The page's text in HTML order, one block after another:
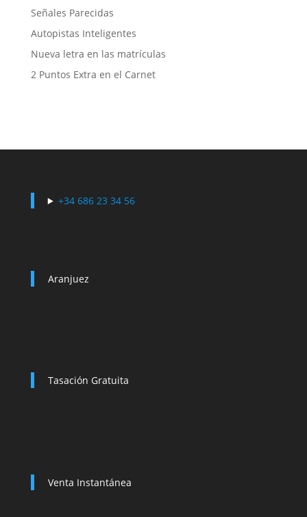
Señales Parecidas
Autopistas Inteligentes
Nueva letra en las matrículas
2 Puntos Extra en el Carnet
+34 686 23 34 56
Aranjuez
Tasación Gratuita
Venta Instantánea